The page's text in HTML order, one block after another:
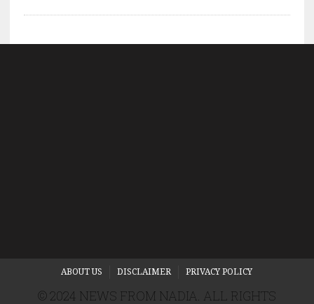
ABOUT US DISCLAIMER PRIVACY POLICY
© 2024 NEWS FROM NADIA. ALL RIGHTS